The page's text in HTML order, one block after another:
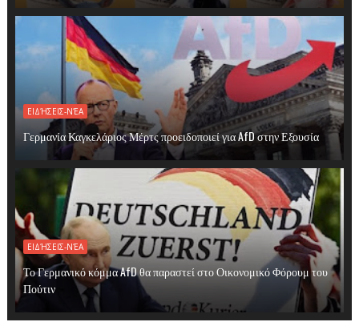
ΕΙΔΉΣΕΙΣ-ΝΈΑ
Γερμανία Καγκελάριος Μέρτς προειδοποιεί για AfD στην Εξουσία
ΕΙΔΉΣΕΙΣ-ΝΈΑ
Το Γερμανικό κόμμα AfD θα παραστεί στο Οικονομικό Φόρουμ του
Πούτιν